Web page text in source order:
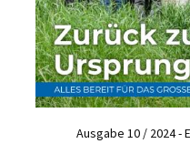
Ausgabe 10 / 2024 -